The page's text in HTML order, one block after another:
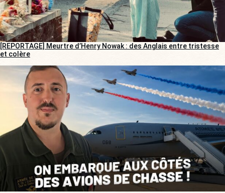
[REPORTAGE] Meurtre d’Henry Nowak : des Anglais entre tristesse
et colère